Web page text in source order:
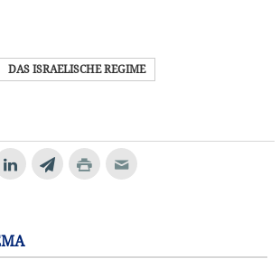
DAS ISRAELISCHE REGIME